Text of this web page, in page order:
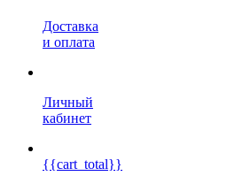
Доставка
и оплата
Личный
кабинет
{{cart_total}}